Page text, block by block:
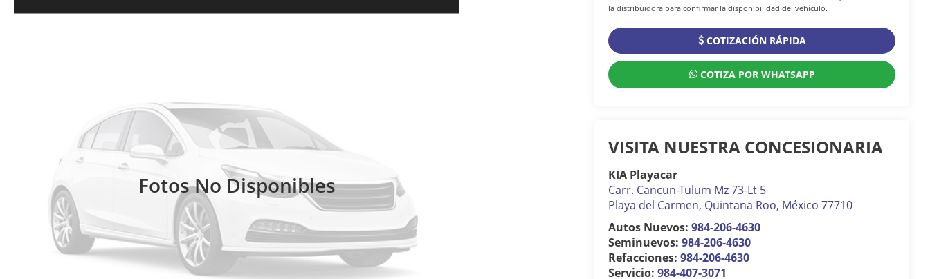
Fotos No Disponibles
la distribuidora para confirmar la disponibilidad del vehículo.
COTIZACIÓN RÁPIDA
COTIZA POR WHATSAPP
VISITA NUESTRA CONCESIONARIA
KIA Playacar
Carr. Cancun-Tulum Mz 73-Lt 5
Playa del Carmen, Quintana Roo, México 77710
Autos Nuevos:984-206-4630
Seminuevos:984-206-4630
Refacciones:984-206-4630
Servicio:984-407-3071